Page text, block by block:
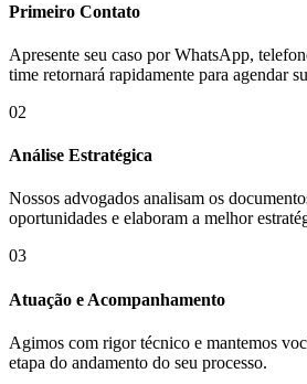
Primeiro Contato
Apresente seu caso por WhatsApp,
time retornará rapidamente para agendar
02
Análise Estratégica
Nossos advogados analisam os
oportunidades e elaboram a melhor
03
Atuação e Acompanhamento
Agimos com rigor técnico e mantemos
etapa do andamento do seu processo.